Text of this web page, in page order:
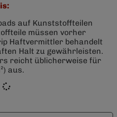
auf Kunststoffteilen
müssen vorher
Haftvermittler behandelt
Halt zu gewährleisten.
reicht üblicherweise für
aus.